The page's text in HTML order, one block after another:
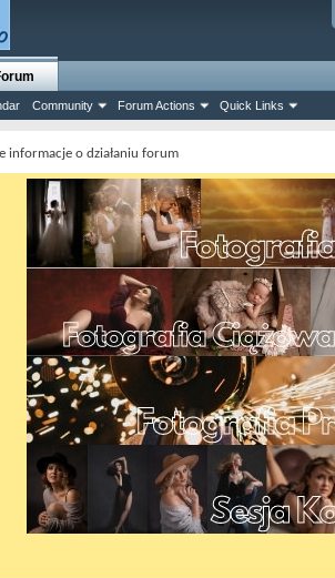
Community Forum Actions Quick Links
informacje o działaniu forum